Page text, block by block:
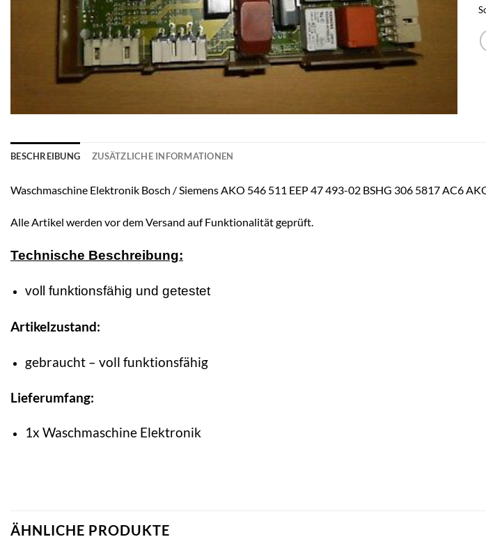
BESCHREIBUNG ZUSÄTZLICHE INFORMATIONEN
Waschmaschine Elektronik Bosch / Siemens AKO 546 511 EEP 47 493-02 BSHG 306 5817 AC6
Alle Artikel werden vor dem Versand auf Funktionalität geprüft.
Technische Beschreibung:
voll funktionsfähig und getestet
Artikelzustand:
gebraucht – voll funktionsfähig
Lieferumfang:
1x Waschmaschine Elektronik
ÄHNLICHE PRODUKTE